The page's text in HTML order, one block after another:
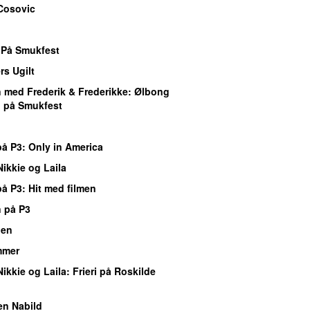
Smukfest
Ugilt
Frederik & Frederikke: Ølbong
Smukfest
P3: Only in America
og Laila
P3: Hit med filmen
på P3
og Laila: Frieri på Roskilde
Nabild